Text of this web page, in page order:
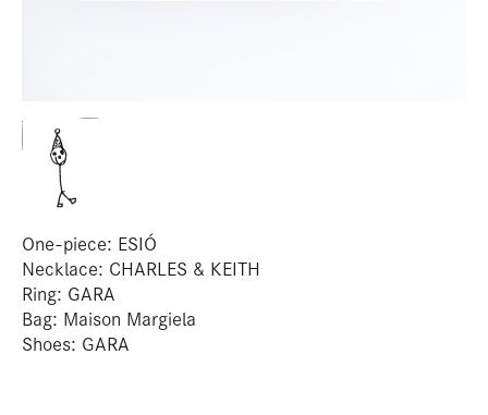
One-piece: ESIÓ
Necklace: CHARLES & KEITH
Ring: GARA
Bag: Maison Margiela
Shoes: GARA
I